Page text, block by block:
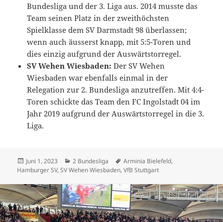
Bundesliga und der 3. Liga aus. 2014 musste das
Team seinen Platz in der zweithöchsten
Spielklasse dem SV Darmstadt 98 überlassen;
wenn auch äusserst knapp, mit 5:5-Toren und
dies einzig aufgrund der Auswärtstorregel.
SV Wehen Wiesbaden: Der SV Wehen
Wiesbaden war ebenfalls einmal in der
Relegation zur 2. Bundesliga anzutreffen. Mit 4:4-
Toren schickte das Team den FC Ingolstadt 04 im
Jahr 2019 aufgrund der Auswärtstorregel in die 3.
Liga.
Veröffentlicht
am
Juni 1, 2023 Kategorien
2 Bundesliga Schlagwörter
Arminia Bielefeld,
Hamburger SV,SV Wehen Wiesbaden,VfB Stuttgart